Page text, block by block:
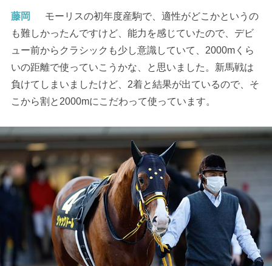
藤岡
モーリスの初年度産駒で、適性がどこかというの
も難しかったんですけど、能力を感じていたので、デビ
ュー前からクラシックも少し意識していて、2000mくら
いの距離で使っていこうかな、と思いました。新馬戦は
負けてしまいましたけど、2着と結果が出ているので、そ
こから割と2000mにこだわって使っています。